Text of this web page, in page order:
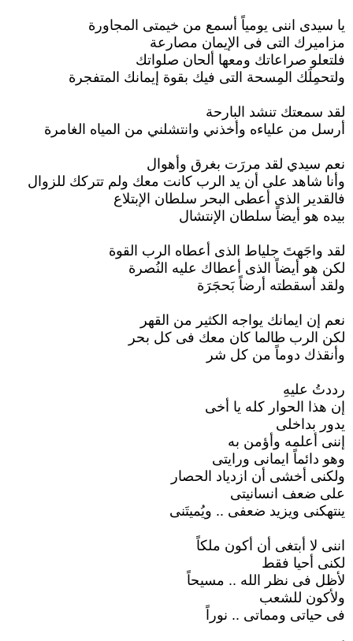
يا سيدى اننى يومياً أسمع من خيمتى المجاورة
مزاميرك التى فى الإيمان مصارعة
فلتعلو صراعاتك ومعها ألحان صلواتك
ولتحمِلَك المِسحة التى فيك بقوة إيمانك المتفجرة
لقد سمعتك تنشد البارحة
أرسل من علياءه وأخذني وانتشلني من المياه الغامرة
نعم سيدي لقد مررَت بغرق وأهوال
وأنا شاهد على أن يد الرب كانت معك ولم تتركك للزوال
فالقدير الذى أعطى البحر سلطان الإبتلاع
بيده هو أيضاً سلطان الإنتشال
لقد واجَهتَ جلياط الذى أعطاه الرب القوة
لكن هو أيضاً الذى أعطاك عليه النُصرة
ولقد أسقطته أرضاً بَحجَرَة
نعم إن ايمانك يواجه الكثير من القهر
لكن الرب طالما كان معك فى كل بحر
وأنقذك دوماً من كل شر
رددتُ عليهِ
إن هذا الحوار كله يا أخى
يدور بداخلى
إننى أعلمه وأؤمن به
وهو دائماً ايمانى ورايتى
ولكنى أخشى أن ازدياد الحصار
على ضعف انسانيتى
ينتهكنى ويزيد ضعفى .. ويُميتَنى
اننى لا أبتغى أن أكون ملكاً
لكنى أحيا فقط
لأظل فى نظر الله .. مسيحاً
ولأكون للشعب
فى حياتى ومماتى .. نوراً